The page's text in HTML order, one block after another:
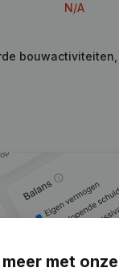
N/A
bouwactiviteiten,
met